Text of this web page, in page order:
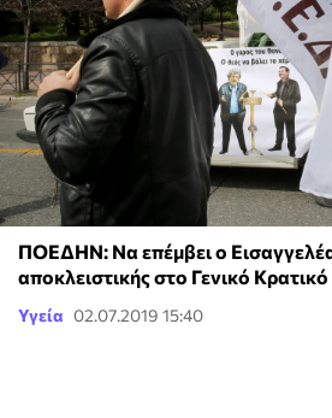
ΠΟΕΔΗΝ: Να επέμβει ο
αποκλειστικής στο Γενικό
Υγεία 02.07.2019 15:40